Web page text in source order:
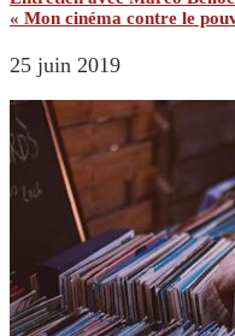
« Mon cinéma contre le
25 juin 2019